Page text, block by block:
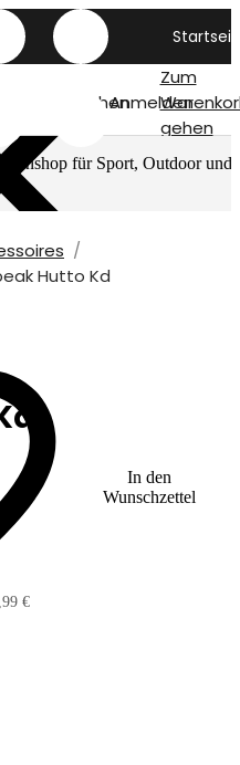
SuchenAnmelden
Zum
gehen
für Sport, Outdoor und
Hutto Kd
In den
Wunschzettel
€